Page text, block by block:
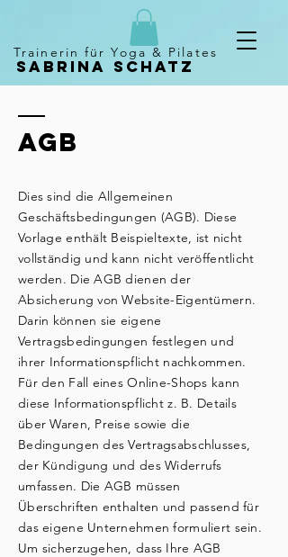
sabrina Schatz
Trainerin für Yoga & Pilates
AGB
Dies sind die Allgemeinen
Geschäftsbedingungen (AGB). Diese
Vorlage enthält Beispieltexte, ist nicht
vollständig und kann nicht veröffentlicht
werden. Die AGB dienen der
Absicherung von Website-Eigentümern.
Darin können sie eigene
Vertragsbedingungen festlegen und
ihrer Informationspflicht nachkommen.
Für den Fall eines Online-Shops kann
diese Informationspflicht z. B. Details
über Waren, Preise sowie die
Bedingungen des Vertragsabschlusses,
der Kündigung und des Widerrufs
umfassen. Die AGB müssen
Überschriften enthalten und passend für
das eigene Unternehmen formuliert sein.
Um sicherzugehen, dass Ihre AGB